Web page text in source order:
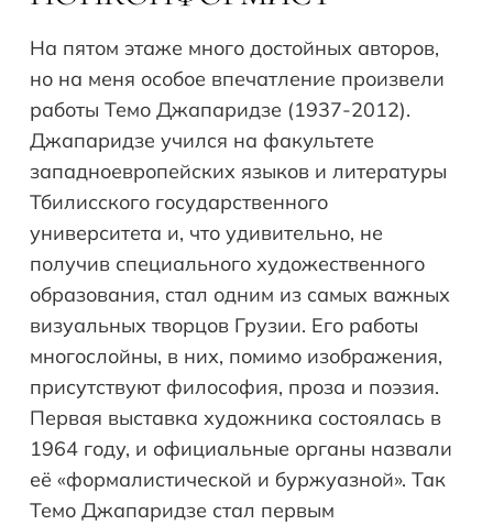
На пятом этаже много достойных авторов,
но на меня особое впечатление произвели
работы Темо Джапаридзе (1937-2012).
Джапаридзе учился на факультете
западноевропейских языков и литературы
Тбилисского государственного
университета и, что удивительно, не
получив специального художественного
образования, стал одним из самых важных
визуальных творцов Грузии. Его работы
многослойны, в них, помимо изображения,
присутствуют философия, проза и поэзия.
Первая выставка художника состоялась в
1964 году, и официальные органы назвали
её «формалистической и буржуазной». Так
Темо Джапаридзе стал первым